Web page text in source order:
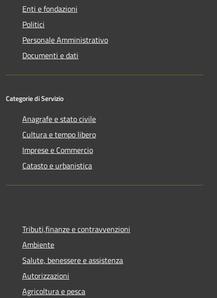
Enti e fondazioni
Politici
Personale Amministrativo
Documenti e dati
Categorie di Servizio
Anagrafe e stato civile
Cultura e tempo libero
Imprese e Commercio
Catasto e urbanistica
Tributi,finanze e contravvenzioni
Ambiente
Salute, benessere e assistenza
Autorizzazioni
Agricoltura e pesca